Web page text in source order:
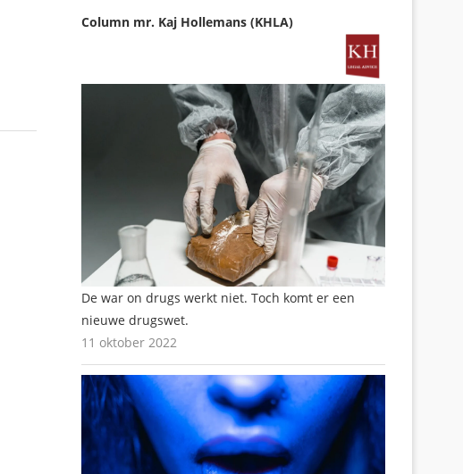
Column mr. Kaj Hollemans (KHLA)
De war on drugs werkt niet. Toch komt er een
nieuwe drugswet.
11 oktober 2022